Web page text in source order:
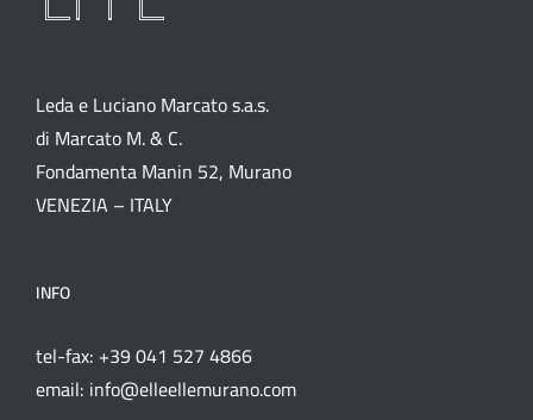
Leda e Luciano Marcato s.a.s.
di Marcato M. & C.
Fondamenta Manin 52, Murano
VENEZIA – ITALY
INFO
tel-fax: +39 041 527 4866
email: info@elleellemurano.com